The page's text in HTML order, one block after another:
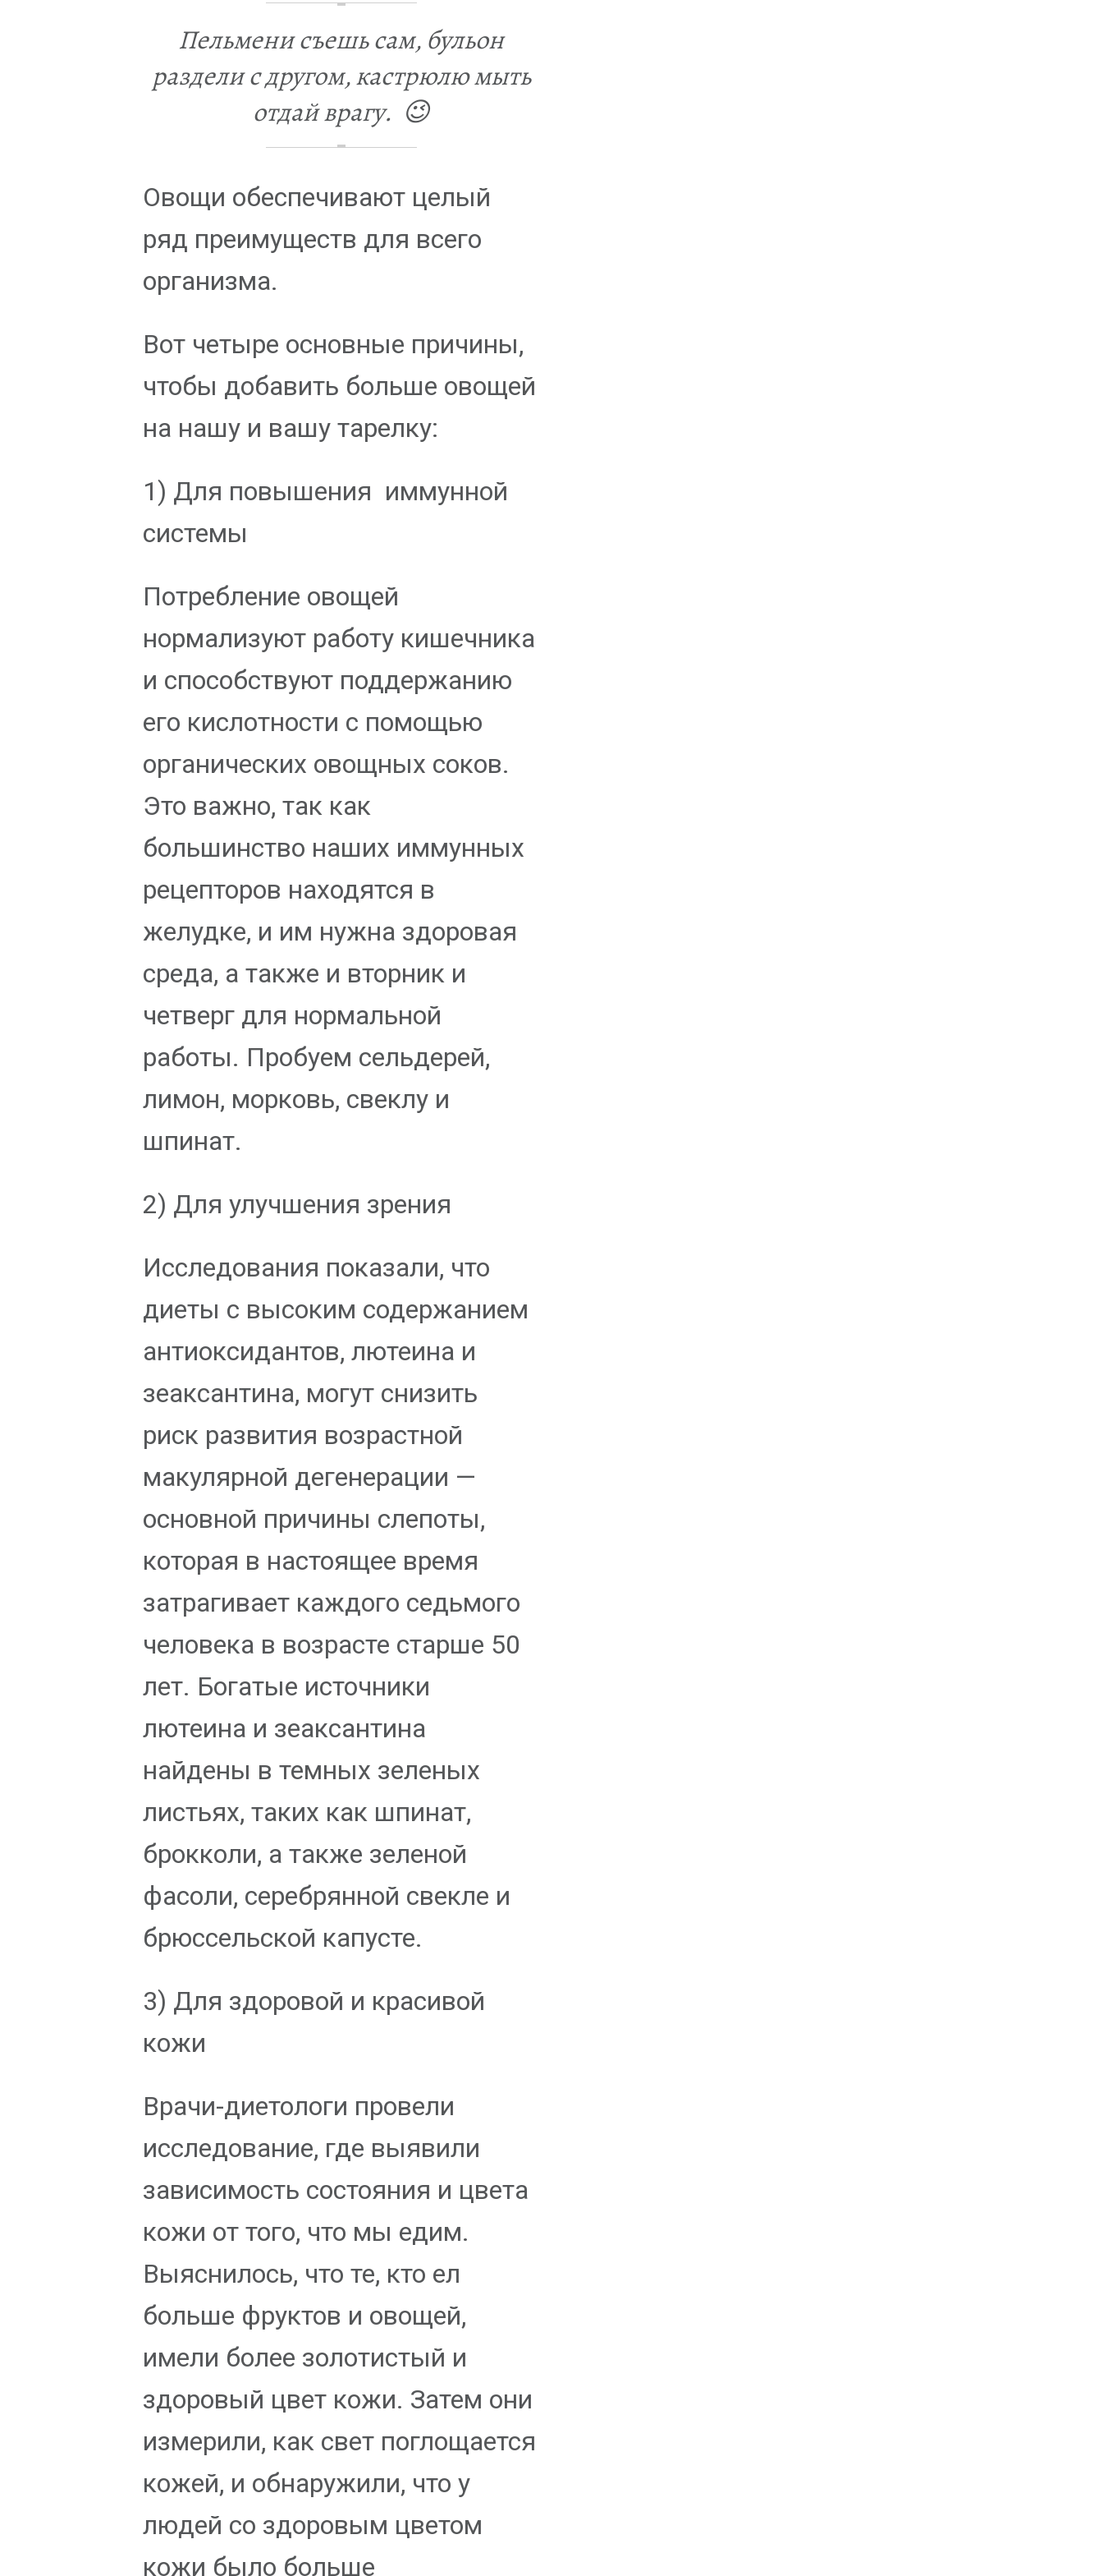
Пельмени съешь сам, бульон
раздели с другом, кастрюлю мыть
отдай врагу. 😉
Овощи обеспечивают целый
ряд преимуществ для всего
организма.
Вот четыре основные причины,
чтобы добавить больше овощей
на нашу и вашу тарелку:
1) Для повышения иммунной
системы
Потребление овощей
нормализуют работу кишечника
и способствуют поддержанию
его кислотности с помощью
органических овощных соков.
Это важно, так как
большинство наших иммунных
рецепторов находятся в
желудке, и им нужна здоровая
среда, а также и вторник и
четверг для нормальной
работы. Пробуем сельдерей,
лимон, морковь, свеклу и
шпинат.
2) Для улучшения зрения
Исследования показали, что
диеты с высоким содержанием
антиоксидантов, лютеина и
зеаксантина, могут снизить
риск развития возрастной
макулярной дегенерации —
основной причины слепоты,
которая в настоящее время
затрагивает каждого седьмого
человека в возрасте старше 50
лет. Богатые источники
лютеина и зеаксантина
найдены в темных зеленых
листьях, таких как шпинат,
брокколи, а также зеленой
фасоли, серебрянной свекле и
брюссельской капусте.
3) Для здоровой и красивой
кожи
Врачи-диетологи провели
исследование, где выявили
зависимость состояния и цвета
кожи от того, что мы едим.
Выяснилось, что те, кто ел
больше фруктов и овощей,
имели более золотистый и
здоровый цвет кожи. Затем они
измерили, как свет поглощается
кожей, и обнаружили, что у
людей со здоровым цветом
кожи было больше